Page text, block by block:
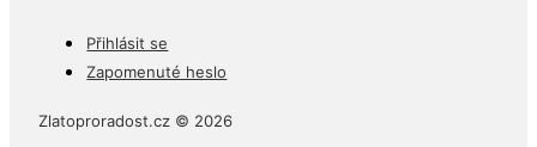
Přihlásit se
Zapomenuté heslo
Zlatoproradost.cz © 2026